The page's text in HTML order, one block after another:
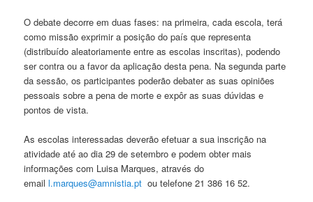
O debate decorre em duas fases: na primeira, cada escola, terá
como missão exprimir a posição do país que representa
(distribuído aleatoriamente entre as escolas inscritas), podendo
ser contra ou a favor da aplicação desta pena. Na segunda parte
da sessão, os participantes poderão debater as suas opiniões
pessoais sobre a pena de morte e expôr as suas dúvidas e
pontos de vista.
As escolas interessadas deverão efetuar a sua inscrição na
atividade até ao dia 29 de setembro e podem obter mais
informações com Luisa Marques, através do
emaill.marques@amnistia.pt ou telefone 21 386 16 52.